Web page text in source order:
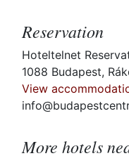
Reservation
Hoteltelnet
1088 Budapest,
View
More hotels